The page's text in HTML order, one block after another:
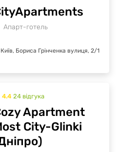
Апарт-готель
Київ, Бориса Грінченка вулиця, 2/1
4.4 24 відгукa
Apartment
City-Glinki